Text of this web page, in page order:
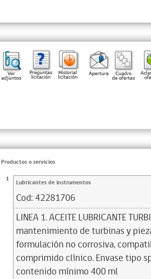
Productos o servicios
1 Lubricantes de instrumentos
Cod: 42281706
LINEA 1. ACEITE LUBRICANTE
mantenimiento de turbinas y
formulación no corrosiva,
comprimido clínico. Envase tipo
contenido mínimo 400 ml